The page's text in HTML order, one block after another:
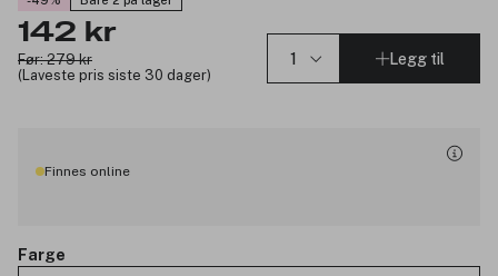
142 kr
Før: 279 kr
(Laveste pris siste 30 dager)
Legg til
Finnes online
Farge